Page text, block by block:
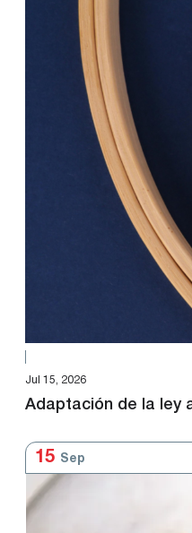
Jul 15, 2026
Adaptación de la ley
15 Sep